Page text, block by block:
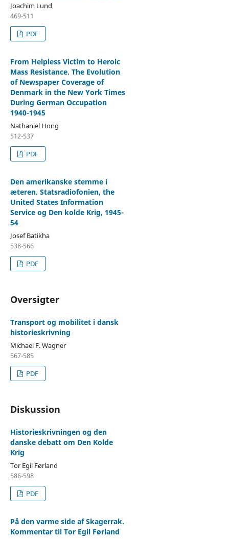
Joachim Lund
469-511
PDF
From Helpless Victim to Heroic
Mass Resistance. The Evolution
of Newspaper Coverage of
Denmark in the New York Times
During German Occupation
1940-1945
Nathaniel Hong
512-537
PDF
Den amerikanske stemme i
æteren. Statsradiofonien, the
United States Information
Service og Den kolde Krig, 1945-
54
Josef Batikha
538-566
PDF
Oversigter
Transport og mobilitet i dansk
historieskrivning
Michael F. Wagner
567-585
PDF
Diskussion
Historieskrivningen og den
danske debatt om Den Kolde
Krig
Tor Egil Førland
586-598
PDF
På den varme side af Skagerrak.
Kommentar til Tor Egil Førland